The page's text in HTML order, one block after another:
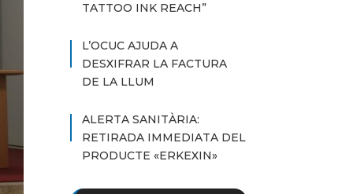
TATTOO INK REACH”
L’OCUC AJUDA A
DESXIFRAR LA FACTURA
DE LA LLUM
ALERTA SANITÀRIA:
RETIRADA IMMEDIATA DEL
PRODUCTE «ERKEXIN»